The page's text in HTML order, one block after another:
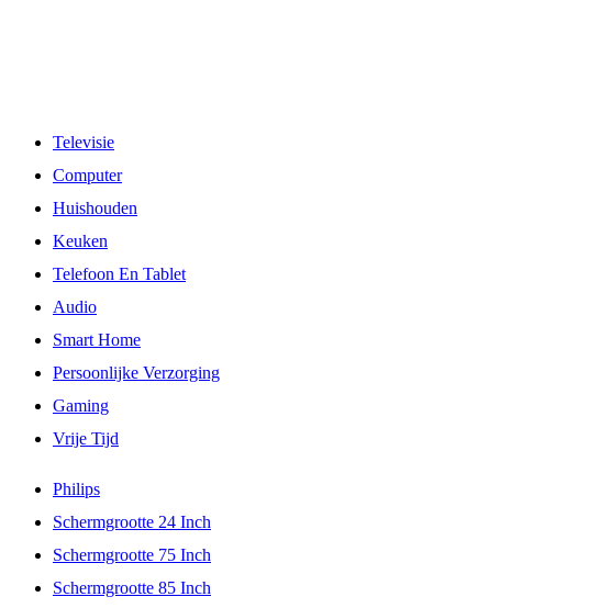
Televisie
Computer
Huishouden
Keuken
Telefoon En Tablet
Audio
Smart Home
Persoonlijke Verzorging
Gaming
Vrije Tijd
Philips
Schermgrootte 24 Inch
Schermgrootte 75 Inch
Schermgrootte 85 Inch